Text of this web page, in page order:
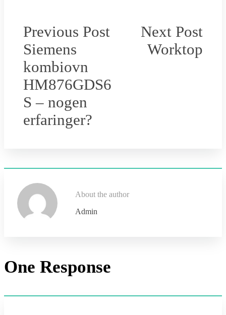
Previous Post
Siemens
kombiovn
HM876GDS6
S – nogen
erfaringer?
Next Post
Worktop
About the author
Admin
One Response